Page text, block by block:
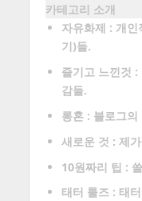
카테고리 소개
자유화제 : 개
기)들.
즐기고 느낀것
감들.
롱혼 : 블로그
새로운 것 : 제
10원짜리 팁 :
태터 툴즈 : 태